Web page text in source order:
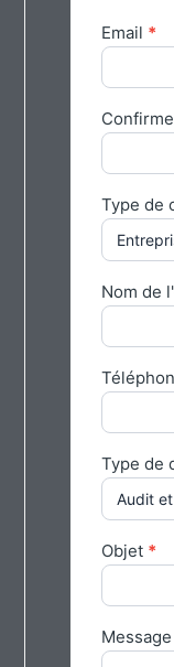
Email *
Type de
Nom de
Type de
Objet *
Message